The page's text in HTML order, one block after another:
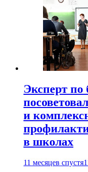
Эксперт по
и
в школах
11 месяцев спустя